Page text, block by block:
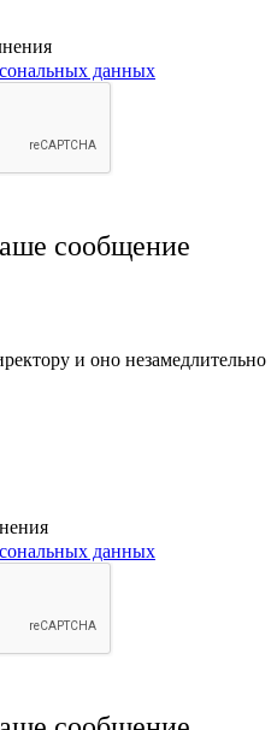
данных
сообщение
и оно незамедлительно
данных